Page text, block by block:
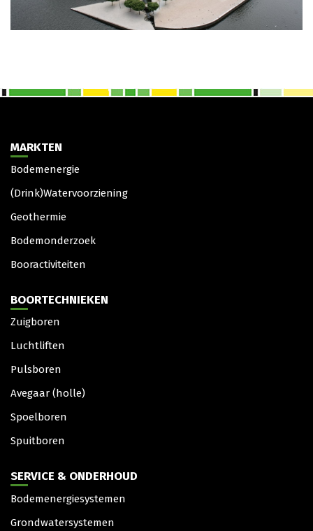
MARKTEN
Bodemenergie
(Drink)Watervoorziening
Geothermie
Bodemonderzoek
Booractiviteiten
BOORTECHNIEKEN
Zuigboren
Luchtliften
Pulsboren
Avegaar (holle)
Spoelboren
Spuitboren
SERVICE & ONDERHOUD
Bodemenergiesystemen
Grondwatersystemen